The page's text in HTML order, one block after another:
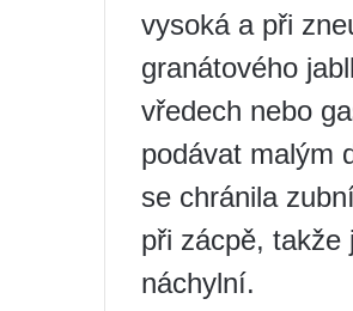
vysoká a při
granátového
vředech nebo
podávat malým
se chránila
při zácpě,
náchylní.